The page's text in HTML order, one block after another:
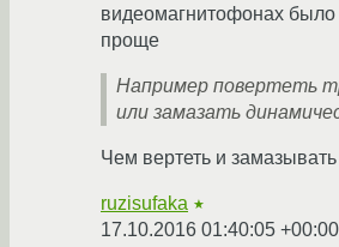
видеомагнитофонах было
проще
Например повертеть
или замазать
Чем вертеть и
ruzisufaka ★
17.10.2016 01:40:05 +00:00